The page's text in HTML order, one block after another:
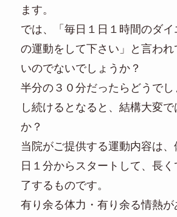
ます。
では、「毎日１日１時間のダ
の運動をして下さい」と言われ
いのでないでしょうか？
半分の３０分だったらどうで
し続けるとなると、結構大変で
か？
当院がご提供する運動内容は、
日１分からスタートして、長
了するものです。
有り余る体力・有り余る情熱が